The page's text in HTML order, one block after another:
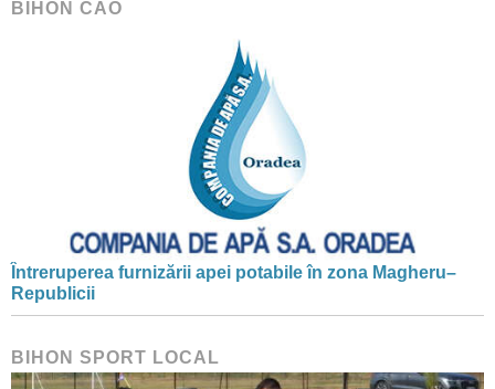
BIHON CAO
Întreruperea furnizării apei potabile în zona Magheru–
Republicii
BIHON SPORT LOCAL